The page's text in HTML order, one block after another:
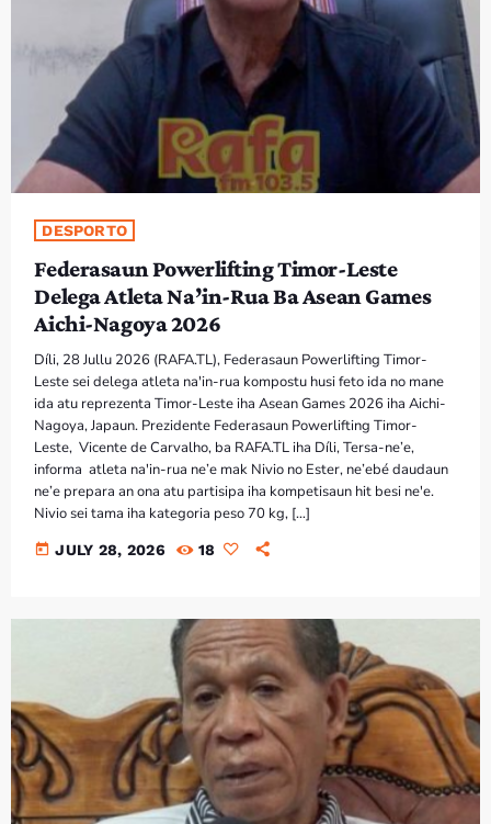
DESPORTO
Federasaun Powerlifting Timor-Leste
Delega Atleta Na’in-Rua Ba Asean Games
Aichi-Nagoya 2026
Díli, 28 Jullu 2026 (RAFA.TL), Federasaun Powerlifting Timor-
Leste sei delega atleta na'in-rua kompostu husi feto ida no mane
ida atu reprezenta Timor-Leste iha Asean Games 2026 iha Aichi-
Nagoya, Japaun. Prezidente Federasaun Powerlifting Timor-
Leste, Vicente de Carvalho, ba RAFA.TL iha Díli, Tersa-ne’e,
informa atleta na'in-rua ne’e mak Nivio no Ester, ne’ebé daudaun
ne’e prepara an ona atu partisipa iha kompetisaun hit besi ne'e.
Nivio sei tama iha kategoria peso 70 kg, […]
today JULY 28, 2026 18